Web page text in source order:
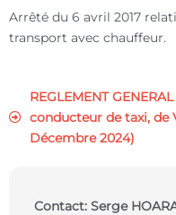
Arrêté du 6 avril 2017
transport avec chauffeur.
REGLEMENT
conducteur de taxi, de
Décembre 2024)
Contact: Serge